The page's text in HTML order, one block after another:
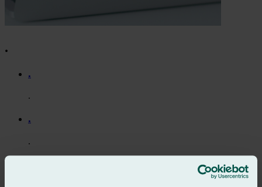
.
.
.
.
.